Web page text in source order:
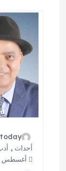
أحداث ,
أغسطس 5, 2026